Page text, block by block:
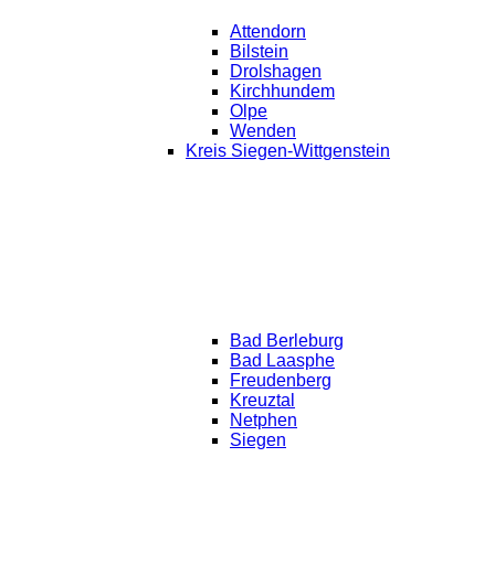
Attendorn
Bilstein
Drolshagen
Kirchhundem
Olpe
Wenden
Kreis Siegen-Wittgenstein
Bad Berleburg
Bad Laasphe
Freudenberg
Kreuztal
Netphen
Siegen